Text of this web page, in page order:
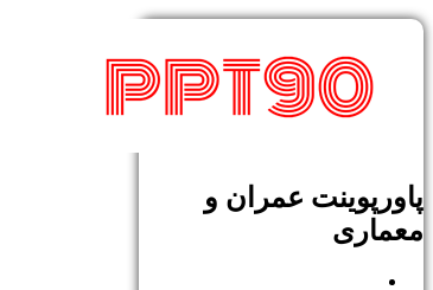
پاورپوینت عمران و
معماری